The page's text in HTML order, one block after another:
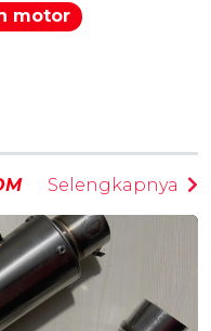
motor
Selengkapnya